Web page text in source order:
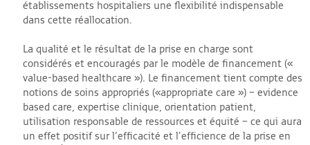
établissements hospitaliers une flexibilité indispensable
dans cette réallocation.
La qualité et le résultat de la prise en charge sont
considérés et encouragés par le modèle de financement («
value-based healthcare »). Le financement tient compte des
notions de soins appropriés («appropriate care ») – evidence
based care, expertise clinique, orientation patient,
utilisation responsable de ressources et équité – ce qui aura
un effet positif sur l’efficacité et l’efficience de la prise en